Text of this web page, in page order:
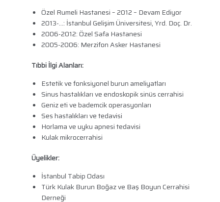
Özel Rumeli Hastanesi – 2012 – Devam Ediyor
2013-…: İstanbul Gelişim Üniversitesi, Yrd. Doç. Dr.
2006-2012: Özel Safa Hastanesi
2005-2006: Merzifon Asker Hastanesi
Tıbbi İlgi Alanları:
Estetik ve fonksiyonel burun ameliyatları
Sinus hastalıkları ve endoskopik sinüs cerrahisi
Geniz eti ve bademcik operasyonları
Ses hastalıkları ve tedavisi
Horlama ve uyku apnesi tedavisi
Kulak mikrocerrahisi
Üyelikler:
İstanbul Tabip Odası
Türk Kulak Burun Boğaz ve Baş Boyun Cerrahisi
Derneği